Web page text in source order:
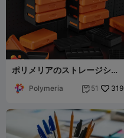
ポリメリアのストレージシス
Polymeria  51 319